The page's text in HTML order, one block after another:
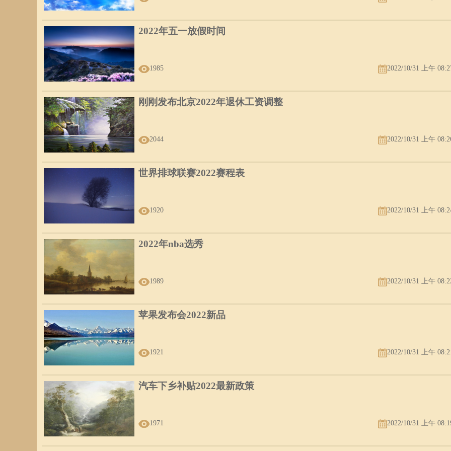
定，夫妻感情紧张，甚至离婚、分居。这种情况可以用五行生克制化关系来化解。如果命局本身冲，岁运再逢冲，婚姻很难维系下去
者是配偶有灾，家破人亡。夫妻宫相冲分为：子午冲、丑未冲、寅申冲、卯酉冲、辰戌、巳亥冲。原局日支逢合（三合或六合），在
年龄段逢流年支冲开，是结婚信息。
三、夫妻宫逢刑、害（穿）
刑则伤、刑为上天给的刑法。男命日支为戌，月支为丑，丑戌相刑。夫妻宫被其他地支刑，会因为一些外来因素造成夫妻不和，甚至
婚。
顺，多婚。害不像冲很明显，比较隐晦。夫妻宫的害有时外表看不出来，春江水暖鸭先知，婚姻幸不幸福，当事人自己心里最明白。
四、夫妻宫空亡
夫妻宫空亡，代表配偶或本人有一位比较痴情，但是，中途缘份薄弱。
总结：大运和流年是通过合、冲、刑、害四种方法来引动夫妻宫或配偶星的，如果有这种关系，说明发生的事情会与婚姻和情缘有关
有一点不能忘，断婚姻离不开夫妻星。
2022年五一放假时间
1985 2022/10/31 上午
刚刚发布北京2022年退休工资调整
2044 2022/10/31 上午
世界排球联赛2022赛程表
1920 2022/10/31 上午
2022年nba选秀
1989 2022/10/31 上午
苹果发布会2022新品
1921 2022/10/31 上午
汽车下乡补贴2022最新政策
1971 2022/10/31 上午